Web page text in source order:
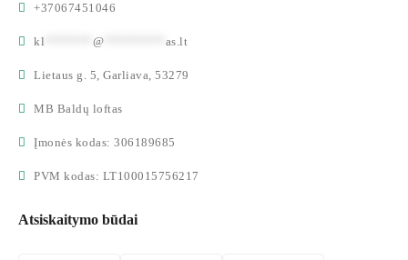
+37067451046
kl @ as.lt
Lietaus g. 5, Garliava, 53279
MB Baldų loftas
Įmonės kodas: 306189685
PVM kodas: LT100015756217
Atsiskaitymo būdai